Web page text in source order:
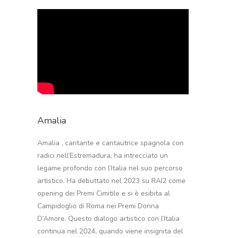
Amalia
Amalia , cantante e cantautrice spagnola con
radici nell’Estremadura, ha intrecciato un
legame profondo con l’Italia nel suo percorso
artistico. Ha debuttato nel 2023 su RAI2 come
opening dei Premi Cimitile e si è esibita al
Campidoglio di Roma nei Premi Donna
D’Amore. Questo dialogo artistico con l’Italia
continua nel 2024, quando viene insignita del